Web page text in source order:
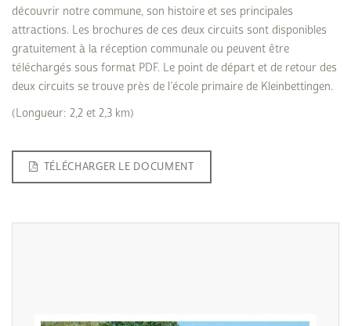
découvrir notre commune, son histoire et ses principales
attractions. Les brochures de ces deux circuits sont disponibles
gratuitement à la réception communale ou peuvent être
téléchargés sous format PDF. Le point de départ et de retour des
deux circuits se trouve près de l’école primaire de Kleinbettingen.
(Longueur: 2,2 et 2,3 km)
TÉLÉCHARGER LE DOCUMENT